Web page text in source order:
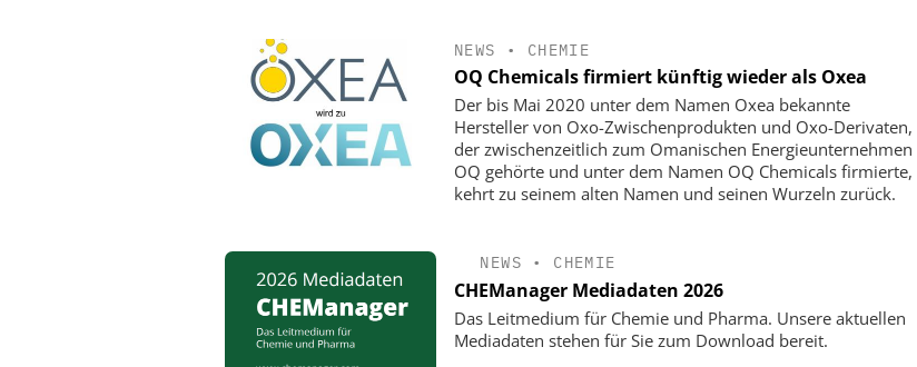
NEWS • CHEMIE
OQ Chemicals firmiert künftig wieder als Oxea
Der bis Mai 2020 unter dem Namen Oxea bekannte
Hersteller von Oxo-Zwischenprodukten und Oxo-Derivaten,
der zwischenzeitlich zum Omanischen Energieunternehmen
OQ gehörte und unter dem Namen OQ Chemicals firmierte,
kehrt zu seinem alten Namen und seinen Wurzeln zurück.
NEWS • CHEMIE
CHEManager Mediadaten 2026
Das Leitmedium für Chemie und Pharma. Unsere aktuellen
Mediadaten stehen für Sie zum Download bereit.